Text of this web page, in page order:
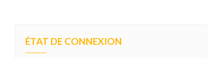
ÉTAT DE CONNEXION